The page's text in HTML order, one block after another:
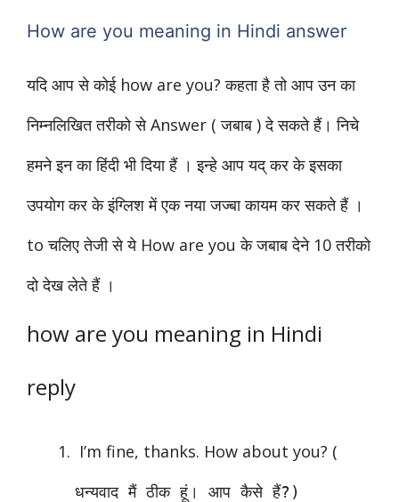
How are you meaning in Hindi answer
यदि आप से कोई how are you? कहता है तो आप उन का
निम्नलिखित तरीको से Answer ( जबाब ) दे सकते हैं। निचे
हमने इन का हिंदी भी दिया हैं । इन्हे आप यद् कर के इसका
उपयोग कर के इंग्लिश में एक नया जज्बा कायम कर सकते हैं ।
to चलिए तेजी से ये How are you के जबाब देने 10 तरीको
दो देख लेते हैं ।
how are you meaning in Hindi
reply
I’m fine, thanks. How about you? (
धन्यवाद मैं ठीक हूं। आप कैसे हैं?)